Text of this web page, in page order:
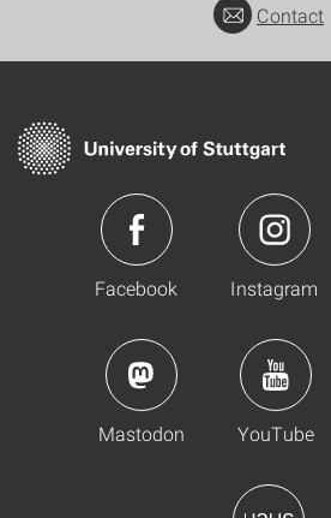
Contact
Facebook Instagram
Mastodon YouTube